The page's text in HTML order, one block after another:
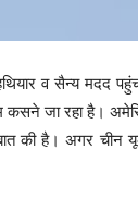
व सैन्य मदद
जा रहा है।
की है। अगर चीन